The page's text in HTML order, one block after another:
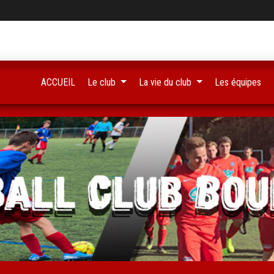
ACCUEIL Le club La vie du club Les équipes